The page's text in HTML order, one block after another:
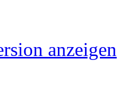
anzeigen